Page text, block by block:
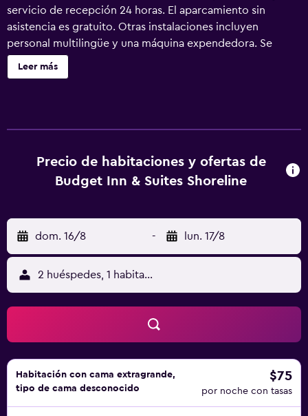
servicio de recepción 24 horas. El aparcamiento sin
asistencia es gratuito. Otras instalaciones incluyen
personal multilingüe y una máquina expendedora. Se
ofrece servicio de cambio de toallas a petición. Budget
Inn & Suites Shoreline ofrece 30 alojamientos con aire
Internet wifi gratis con una velocidad de 50 Mbps o más.
Entre las comodidades especialmente pensadas para las
y cambio de sábanas. Se ofrece servicio de limpieza todos
los días. Los servicios de ocio y esparcimiento en este
motel incluyen una piscina al aire libre.
Leer más
Precio de habitaciones y ofertas de
Budget Inn & Suites Shoreline
dom. 16/8 - lun. 17/8
2 huéspedes, 1 habitación
Habitación con cama extragrande,
tipo de cama desconocido
$75
por noche con tasas